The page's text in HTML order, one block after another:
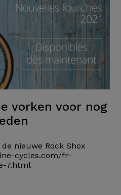
vorken voor nog
nieuwe Rock Shox
cycles.com/fr-
7.html